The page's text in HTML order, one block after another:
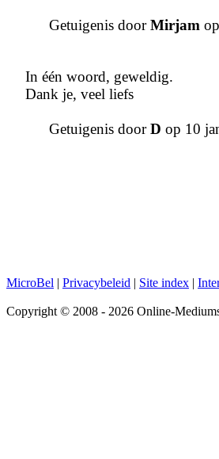
Getuigenis doorMirjam
In één woord, geweldig.
Dank je, veel liefs
Getuigenis doorD op 10
MicroBel | Privacybeleid | Site index |
Copyright © 2008 - 2026 Online-